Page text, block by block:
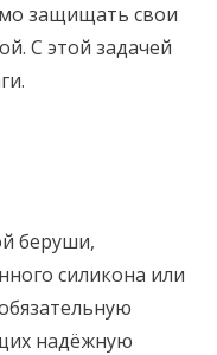
защищать свои
С этой задачей
беруши,
силикона или
надёжную